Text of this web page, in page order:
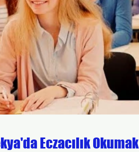
Eczacılık Okumak